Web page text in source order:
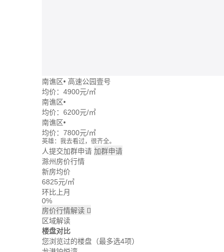
南谯区• 高速公园壹号
均价： 4900元/㎡
南谯区•
均价： 6200元/㎡
南谯区•
均价： 7800元/㎡
英雄：我去看过，很齐全。
牛转乾坤：这个楼盘价格波动大么？
回忆：我建议你们去楼盘看看。
大头：也可以直接咨询置业管家。
吃了么：什么时候大家一起去看看。
蓝天：上周我已经签合同了。
雪花飘飘：好的呢。
人提交加群申请 加群申请
滁州房价行情
新房均价
6825元/㎡
环比上月
0%
房价行情解读 
区域解读
楼盘对比
您浏览过的楼盘 （最多选4项）